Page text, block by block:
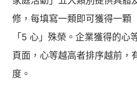
修，每填寫一類即可獲得一顆
「5 心」殊榮。企業獲得的心
頁面，心等越高者排序越前，
度。